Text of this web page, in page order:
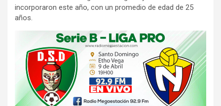
incorporaron este año, con un promedio de edad de 25
años.